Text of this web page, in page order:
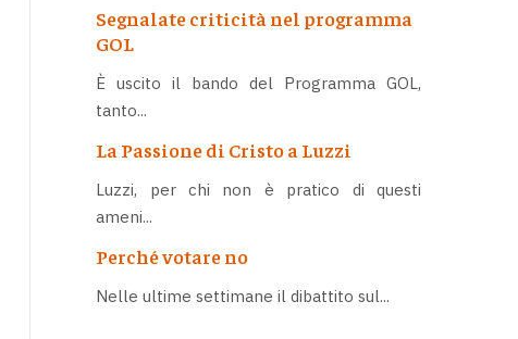
Segnalate criticità nel programma
GOL
È uscito il bando del Programma GOL,
tanto...
La Passione di Cristo a Luzzi
Luzzi, per chi non è pratico di questi
ameni...
Perché votare no
Nelle ultime settimane il dibattito sul...